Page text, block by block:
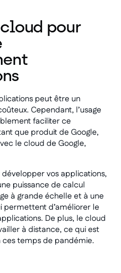
pour
peut être un
Cependant, l’usage
faciliter ce
que produit de Google,
le cloud de Google,
vos applications,
puissance de calcul
à grande échelle et à une
permettent d’améliorer le
De plus, le cloud
à distance, ce qui est
temps de pandémie.